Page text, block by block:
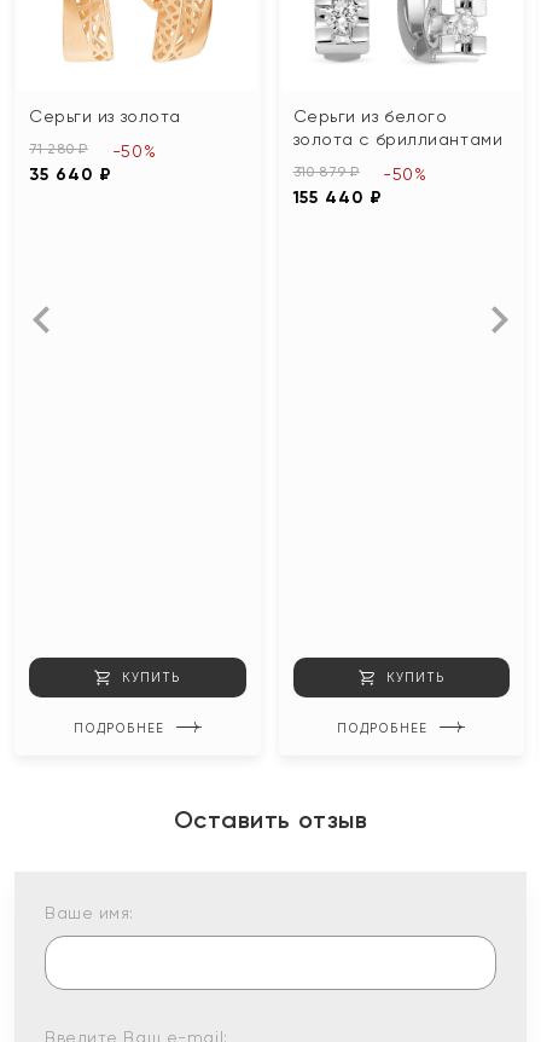
Серьги из золота
71 280 ₽
35 640 ₽
-50%
КУПИТЬ
ПОДРОБНЕЕ
Серьги из белого
золота с бриллиантами
310 879 ₽
155 440 ₽
-50%
КУПИТЬ
ПОДРОБНЕЕ
Оставить отзыв
Ваше имя:
Введите Ваш e-mail: